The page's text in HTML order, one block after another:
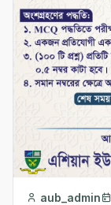
aub_admin